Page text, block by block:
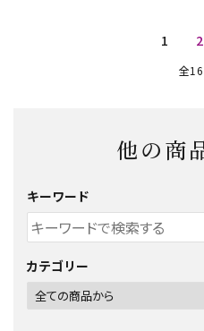
1 2
全
他の商
キーワード
カテゴリー